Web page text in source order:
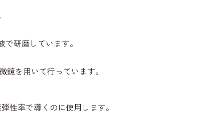
研磨しています。
鏡を用いて行っています。
性率で導くのに使用します。